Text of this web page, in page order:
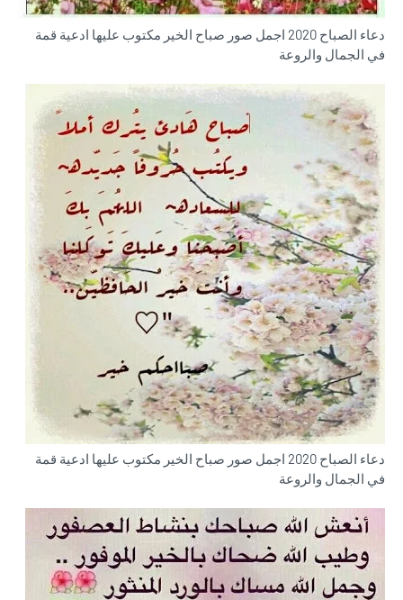
دعاء الصباح 2020 اجمل صور صباح الخير مكتوب عليها ادعية قمة
في الجمال والروعة
دعاء الصباح 2020 اجمل صور صباح الخير مكتوب عليها ادعية قمة
في الجمال والروعة